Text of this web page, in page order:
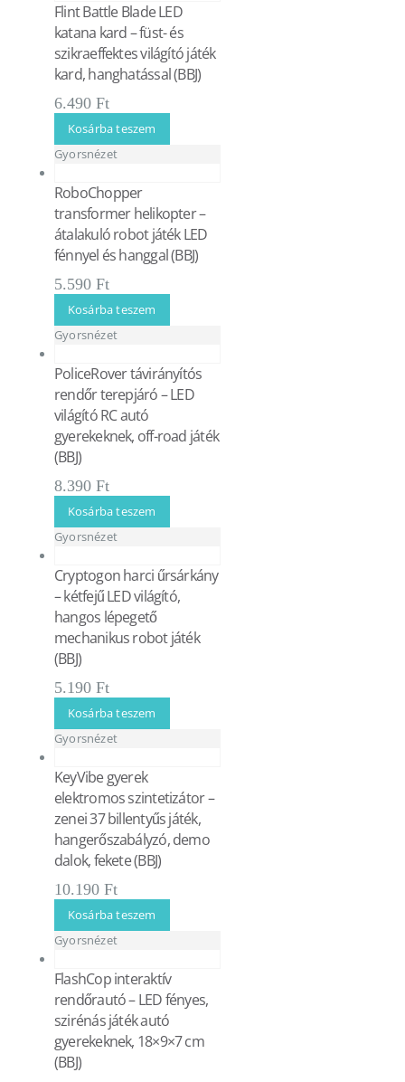
Flint Battle Blade LED
katana kard – füst- és
szikraeffektes világító játék
kard, hanghatással (BBJ)
6.490 Ft
Kosárba teszem
Gyorsnézet
RoboChopper
transformer helikopter –
átalakuló robot játék LED
fénnyel és hanggal (BBJ)
5.590 Ft
Kosárba teszem
Gyorsnézet
PoliceRover távirányítós
rendőr terepjáró – LED
világító RC autó
gyerekeknek, off-road játék
(BBJ)
8.390 Ft
Kosárba teszem
Gyorsnézet
Cryptogon harci űrsárkány
– kétfejű LED világító,
hangos lépegető
mechanikus robot játék
(BBJ)
5.190 Ft
Kosárba teszem
Gyorsnézet
KeyVibe gyerek
elektromos szintetizátor –
zenei 37 billentyűs játék,
hangerőszabályzó, demo
dalok, fekete (BBJ)
10.190 Ft
Kosárba teszem
Gyorsnézet
FlashCop interaktív
rendőrautó – LED fényes,
szirénás játék autó
gyerekeknek, 18×9×7 cm
(BBJ)